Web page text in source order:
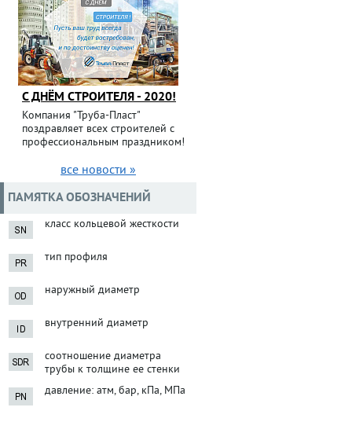
С ДНЁМ СТРОИТЕЛЯ - 2020!
Компания "Труба-Пласт"
поздравляет всех строителей с
профессиональным праздником!
все новости »
ПАМЯТКА ОБОЗНАЧЕНИЙ
класс кольцевой жесткости
тип профиля
наружный диаметр
внутренний диаметр
соотношение диаметра
трубы к толщине ее стенки
давление: атм, бар, кПа, МПа